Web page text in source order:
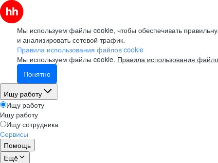
Мы используем файлы cookie, чтобы обеспечивать
и анализировать сетевой трафик.
Правила использования файлов cookie
Мы используем файлы cookie. Правила использования
Понятно
Ищу работу
Ищу работу
Ищу работу
Ищу сотрудника
Сервисы
Помощь
Ещё